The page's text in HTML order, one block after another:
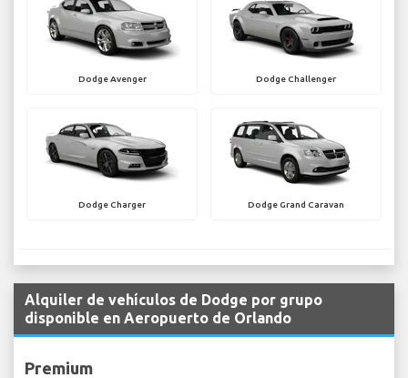
Dodge Avenger Dodge Challenger
Dodge Charger Dodge Grand Caravan
Alquiler de vehículos de Dodge por grupo
disponible en Aeropuerto de Orlando
Premium